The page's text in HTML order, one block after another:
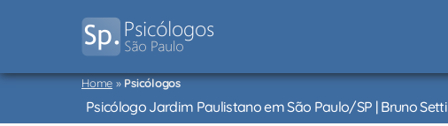
Psicólogos
São
Paulo
Home»Psicólogos
Psicólogo Jardim Paulistano em São Paulo/SP | Bruno Setti